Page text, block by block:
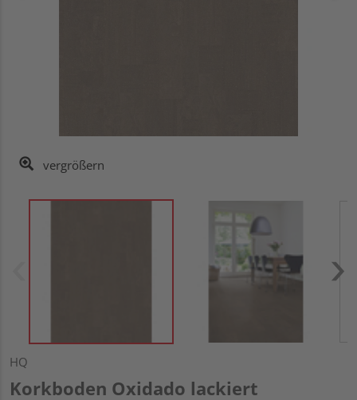
vergrößern
HQ
Korkboden Oxidado lackiert